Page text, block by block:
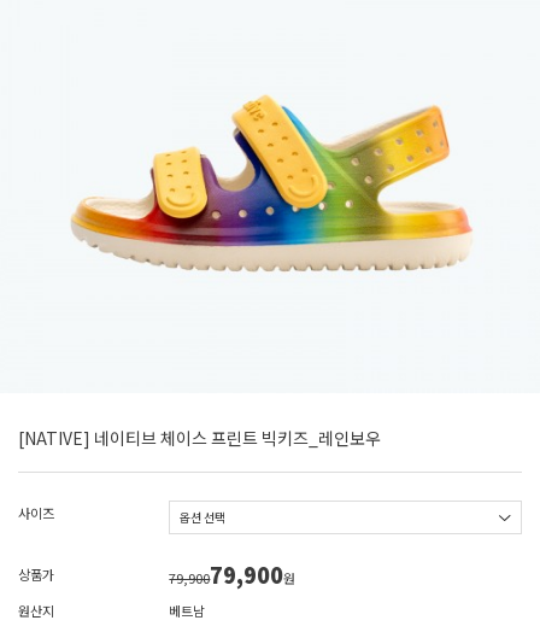
[NATIVE] 네이티브 체이스 프린트 빅키즈_레인보우
사이즈
상품가 79,90079,900원
원산지
베트남